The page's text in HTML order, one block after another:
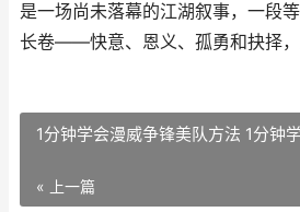
是一场尚未落幕的江湖叙事，一段
长卷——快意、恩义、孤勇和抉择，
1分钟学会漫威争锋美队方法 1分钟
« 上一篇